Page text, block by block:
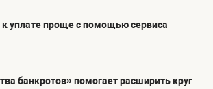
уплате проще с помощью сервиса
банкротов» помогает расширить круг